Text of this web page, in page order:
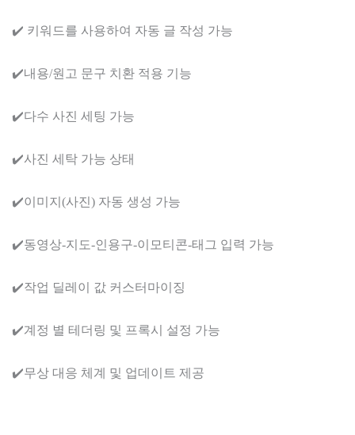
✔️ 키워드를 사용하여 자동 글 작성 가능
✔️내용/원고 문구 치환 적용 기능
✔️다수 사진 세팅 가능
✔️사진 세탁 가능 상태
✔️이미지(사진) 자동 생성 가능
✔️동영상-지도-인용구-이모티콘-태그 입력 가능
✔️작업 딜레이 값 커스터마이징
✔️계정 별 테더링 및 프록시 설정 가능
✔️무상 대응 체계 및 업데이트 제공